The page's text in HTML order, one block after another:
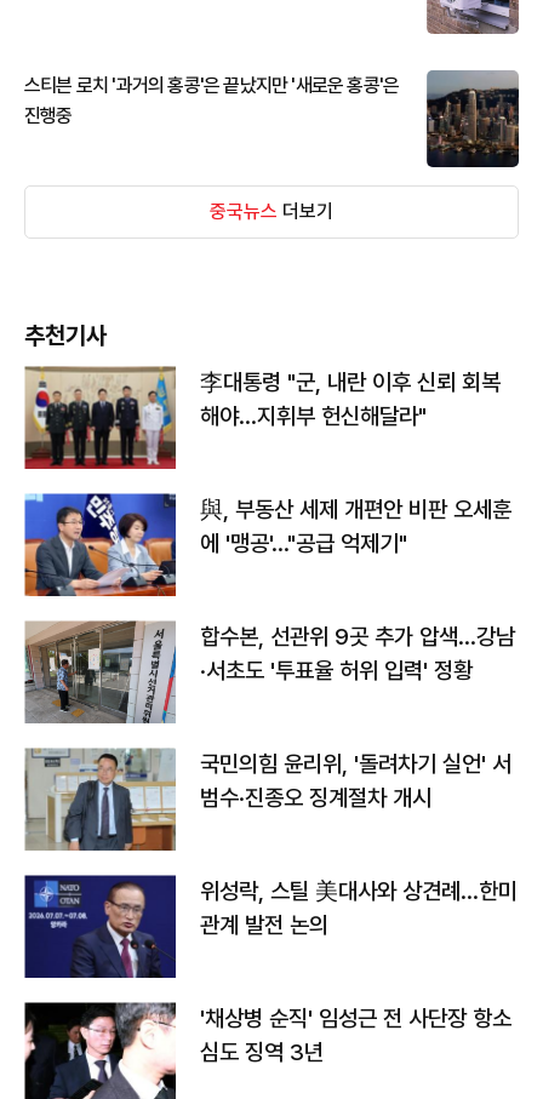
스티븐 로치 '과거의 홍콩'은 끝났지만 '새로운 홍콩'은
진행중
중국뉴스 더보기
추천기사
李대통령 "군, 내란 이후 신뢰 회복
해야…지휘부 헌신해달라"
與, 부동산 세제 개편안 비판 오세훈
에 '맹공'…"공급 억제기"
합수본, 선관위 9곳 추가 압색…강남
·서초도 '투표율 허위 입력' 정황
국민의힘 윤리위, '돌려차기 실언' 서
범수·진종오 징계절차 개시
위성락, 스틸 美대사와 상견례…한미
관계 발전 논의
'채상병 순직' 임성근 전 사단장 항소
심도 징역 3년